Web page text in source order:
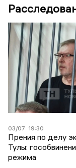
03/07 19:30
Прения по делу
Тулы:
режима